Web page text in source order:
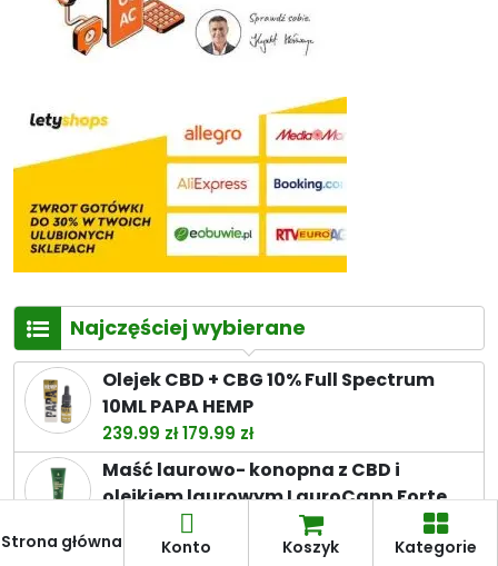
Najczęściej wybierane
Olejek CBD + CBG 10% Full Spectrum
10ML PAPA HEMP
239.99 złPierwotna
cena
wynosiła:
239.99 zł.
179.99 złAktualna
cena
wynosi:
179.99 zł.
Maść laurowo- konopna z CBD i
olejkiem laurowym LauroCann Forte
44.99zł Pierwotna
39.89
Aktualna
Strona główna Konto Koszyk Kategorie